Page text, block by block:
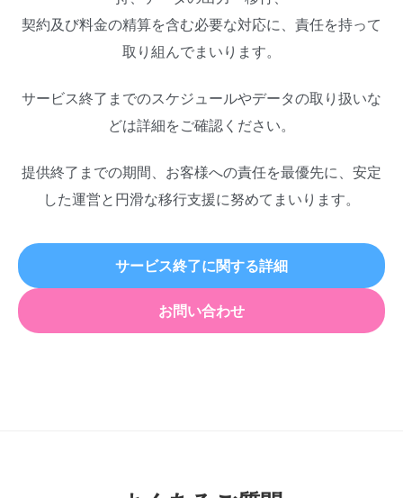
契約及び料金の精算を含む必要な対応に、責任を持って
取り組んでまいります。
サービス終了までのスケジュールやデータの取り扱いな
どは詳細をご確認ください。
提供終了までの期間、お客様への責任を最優先に、安定
した運営と円滑な移行支援に努めてまいります。
サービス終了に関する詳細
お問い合わせ